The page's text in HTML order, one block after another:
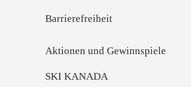
Barrierefreiheit
Aktionen und Gewinnspiele
SKI KANADA